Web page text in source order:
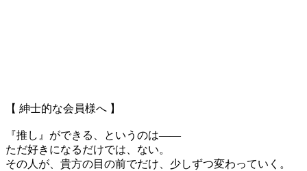
【 紳士的な会員様へ 】
『推し』ができる、というのは――
ただ好きになるだけでは、ない。
その人が、貴方の目の前でだけ、少しずつ変わっていく。